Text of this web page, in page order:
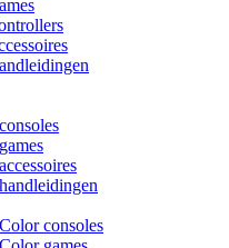
consoles